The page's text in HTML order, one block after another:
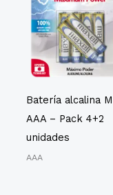
Batería alcalina
AAA – Pack 4+2
unidades
AAA